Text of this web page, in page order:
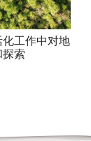
工作中对地
探索